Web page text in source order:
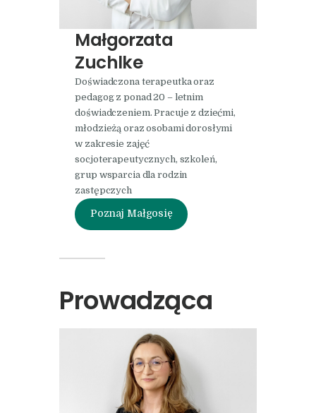
Małgorzata
Zuchlke
Doświadczona terapeutka oraz
pedagog z ponad 20 – letnim
doświadczeniem. Pracuje z dziećmi,
młodzieżą oraz osobami dorosłymi
w zakresie zajęć
socjoterapeutycznych, szkoleń,
grup wsparcia dla rodzin
zastępczych
Poznaj Małgosię
Prowadząca